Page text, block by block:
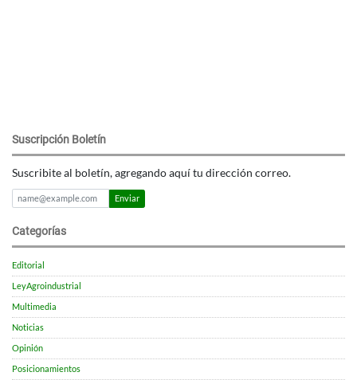
Suscripción Boletín
Suscribite al boletín, agregando aquí tu dirección correo.
Enviar
Categorías
Editorial
LeyAgroindustrial
Multimedia
Noticias
Opinión
Posicionamientos